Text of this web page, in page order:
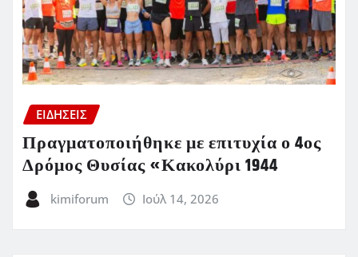
ΕΙΔΗΣΕΙΣ
Πραγματοποιήθηκε με επιτυχία ο 4ος
Δρόμος Θυσίας «Κακολύρι 1944
kimiforum Ιούλ 14, 2026